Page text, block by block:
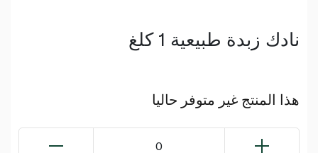
نادك زبدة طبيعية 1 كلغ
هذا المنتج غير متوفر حاليا
0